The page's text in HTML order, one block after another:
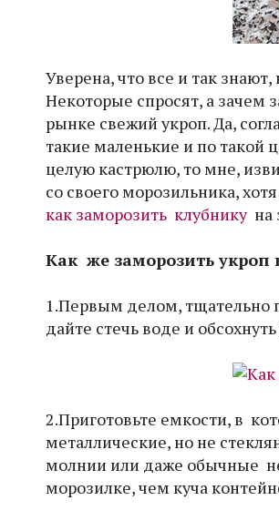
Уверена, что все и так
Некоторые спросят, а зачем
рынке свежий укроп. Да,
такие маленькие и по такой
целую кастрюлю, то мне,
со своего морозильника,
как заморозить клубнику на
Как же заморозить укроп
1.Первым делом, тщательно
дайте стечь воде и
2.Приготовьте емкости, в
металлические, но не
молнии или даже обычные
морозилке, чем куча